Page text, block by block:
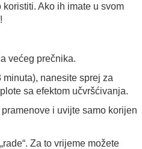
Ako ih imate u svom
većeg prečnika.
nanesite sprej za
sa efektom učvršćivanja.
i uvijte samo korijen
Za to vrijeme možete